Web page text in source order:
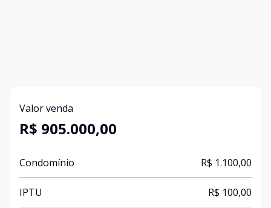
Valor venda
R$ 905.000,00
Condomínio R$ 1.100,00
IPTU R$ 100,00